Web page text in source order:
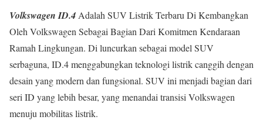
Volkswagen ID.4 Adalah SUV Listrik Terbaru Di Kembangkan
Oleh Volkswagen Sebagai Bagian Dari Komitmen Kendaraan
Ramah Lingkungan. Di luncurkan sebagai model SUV
serbaguna, ID.4 menggabungkan teknologi listrik canggih dengan
desain yang modern dan fungsional. SUV ini menjadi bagian dari
seri ID yang lebih besar, yang menandai transisi Volkswagen
menuju mobilitas listrik.